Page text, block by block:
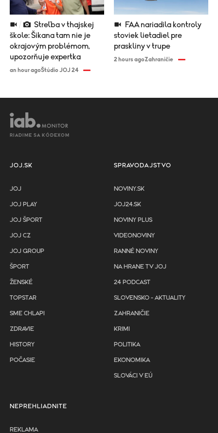
škole: Šikana tam nie je
okrajovým problémom,
upozorňuje expertka
an hour agoŠtúdio JOJ 24
stoviek lietadiel pre
praskliny v trupe
2 hours agoZahraničie
RIADIME SA KÓDEXOM
JOJ.SK
JOJ
JOJ PLAY
JOJ ŠPORT
JOJ CZ
JOJ GROUP
ŠPORT
ŽENSKÉ
TOPSTAR
SME CHLAPI
ZDRAVIE
HISTORY
POČASIE
SPRAVODAJSTVO
NOVINY.SK
JOJ24.SK
NOVINY PLUS
VIDEONOVINY
RANNÉ NOVINY
NA HRANE TV JOJ
24 PODCAST
SLOVENSKO - AKTUALITY
ZAHRANIČIE
KRIMI
POLITIKA
EKONOMIKA
SLOVÁCI V EÚ
NEPREHLIADNITE
REKLAMA